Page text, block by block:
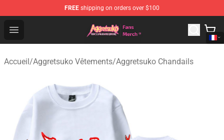
FREE shipping on orders over $100
Open menu
Aggretsuko Store - Official Aggretsuko Merchandise
Accueil/Aggretsuko Vêtements/Aggretsuko Chandails